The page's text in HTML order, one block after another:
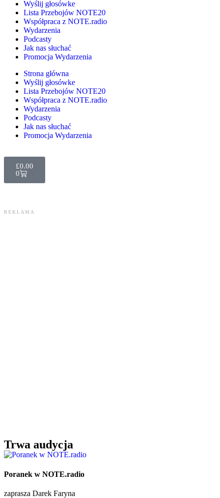
Wyślij głosówke
Lista Przebojów NOTE20
Współpraca z NOTE.radio
Wydarzenia
Podcasty
Jak nas słuchać
Promocja Wydarzenia
Strona główna
Wyślij głosówke
Lista Przebojów NOTE20
Współpraca z NOTE.radio
Wydarzenia
Podcasty
Jak nas słuchać
Promocja Wydarzenia
£0.00
0
Trwa audycja
Poranek w NOTE.radio
zaprasza Darek Faryna